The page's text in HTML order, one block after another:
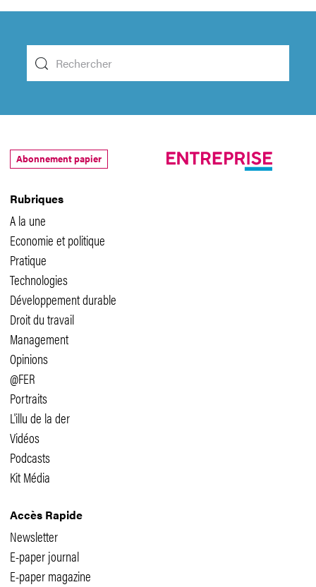
Rubriques
A la une
Economie et politique
Pratique
Technologies
Développement durable
Droit du travail
Management
Opinions
@FER
Portraits
L'illu de la der
Vidéos
Podcasts
Kit Média
Accès Rapide
Newsletter
E-paper journal
E-paper magazine
Abonnement papier